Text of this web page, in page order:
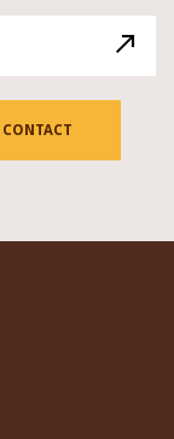
CONTACT